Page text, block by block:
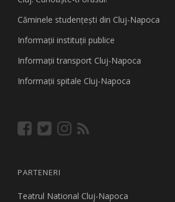
Căminele studenţeşti din Cluj-Napoca
Informaţii instituţii publice
Informaţii transport Cluj-Napoca
Informaţii spitale Cluj-Napoca
PARTENERI
Teatrul National Cluj-Napoca